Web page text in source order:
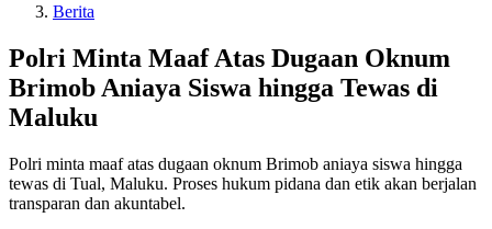
Berita
Polri Minta Maaf Atas Dugaan Oknum
Brimob Aniaya Siswa hingga Tewas di
Maluku
Polri minta maaf atas dugaan oknum Brimob aniaya siswa hingga
tewas di Tual, Maluku. Proses hukum pidana dan etik akan berjalan
transparan dan akuntabel.